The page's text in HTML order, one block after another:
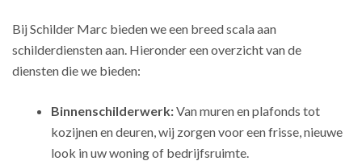
Bij Schilder Marc bieden we een breed scala aan
schilderdiensten aan. Hieronder een overzicht van de
diensten die we bieden:
Binnenschilderwerk:Van muren en plafonds tot
kozijnen en deuren, wij zorgen voor een frisse, nieuwe
look in uw woning of bedrijfsruimte.